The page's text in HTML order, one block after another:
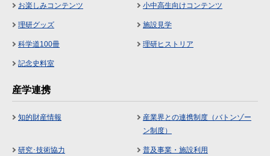
お楽しみコンテンツ 小中高生向けコンテンツ
理研グッズ 施設見学
科学道100冊 理研ヒストリア
記念史料室
産学連携
知的財産情報
産業界との連携制度（バトンゾー
ン制度）
研究･技術協力 普及事業・施設利用